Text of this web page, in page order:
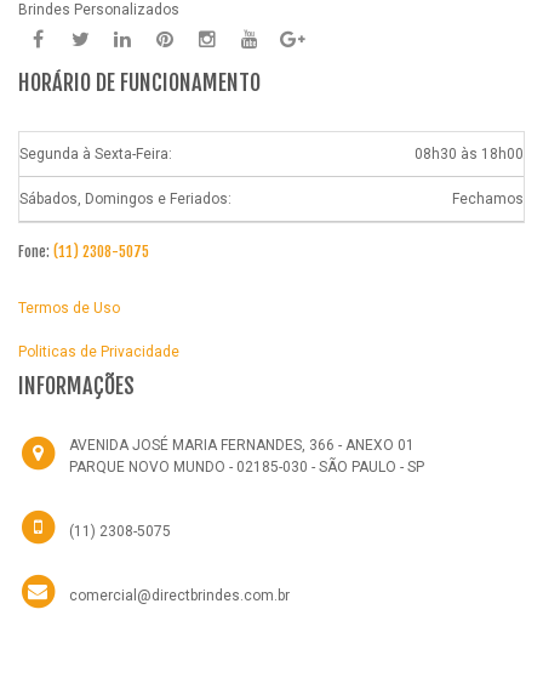
Brindes Personalizados
HORÁRIO DE FUNCIONAMENTO
Segunda à Sexta-Feira: 08h30 às 18h00
Sábados, Domingos e Feriados: Fechamos
Fone: (11) 2308-5075
Termos de Uso
Politicas de Privacidade
INFORMAÇÕES
AVENIDA JOSÉ MARIA FERNANDES, 366 - ANEXO 01
PARQUE NOVO MUNDO - 02185-030 - SÃO PAULO - SP
(11) 2308-5075
comercial@directbrindes.com.br